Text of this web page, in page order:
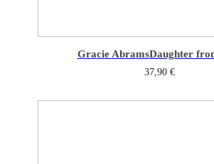
Gracie AbramsDaughter
37,90 €